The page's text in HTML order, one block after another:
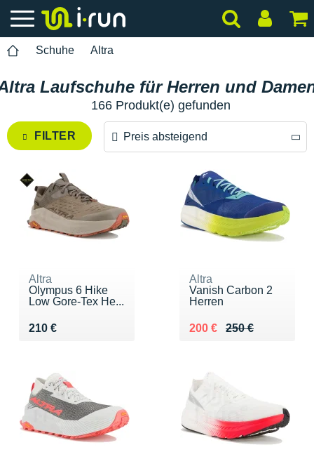
Schuhe Altra
Laufschuhe für Herren und
166 Produkt(e) gefunden
FILTER Preis absteigend
Preis aufsteigend
Altra
Olympus 6 Hike
Low Gore-Tex He...
210 €
Vendu 210 €
Altra
Vanish Carbon 2
Herren
250 €
Au lieu de 250 €
200 €
Vendu 200 €